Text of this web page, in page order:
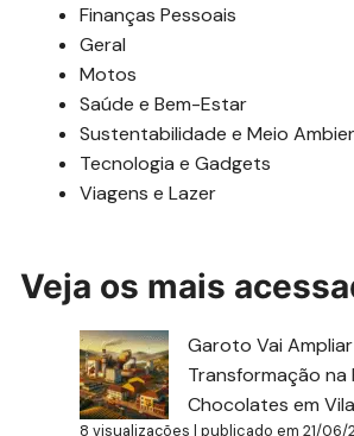
Finanças Pessoais
Geral
Motos
Saúde e Bem-Estar
Sustentabilidade e Meio
Tecnologia e Gadgets
Viagens e Lazer
Veja os mais
Garoto Vai
Transformação na
Chocolates em
8 visualizações |publicado em 21/06/